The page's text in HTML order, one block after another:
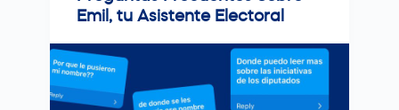
Emil, tu Asistente Electoral